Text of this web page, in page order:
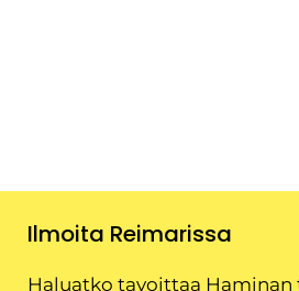
Ilmoita Reimarissa
Haluatko tavoittaa Haminan